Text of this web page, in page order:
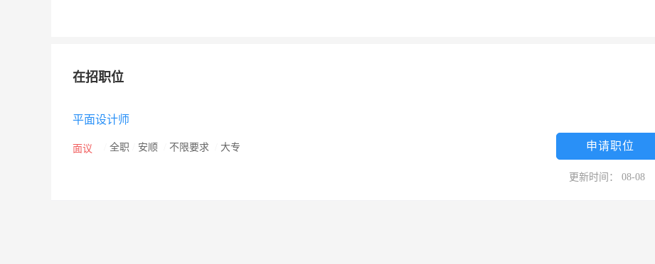
在招职位
平面设计师
面议 全职 安顺 不限要求 大专 申请职位
更新时间： 08-08